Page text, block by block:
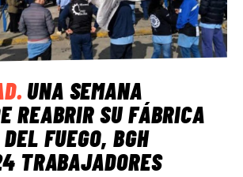
.UNA SEMANA
REABRIR SU FÁBRICA
FUEGO, BGH
TRABAJADORES